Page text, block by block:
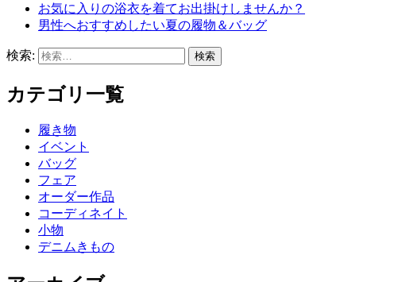
お気に入りの浴衣を着てお出掛けしませんか？
男性へおすすめしたい夏の履物＆バッグ
検索:
カテゴリ一覧
履き物
イベント
バッグ
フェア
オーダー作品
コーディネイト
小物
デニムきもの